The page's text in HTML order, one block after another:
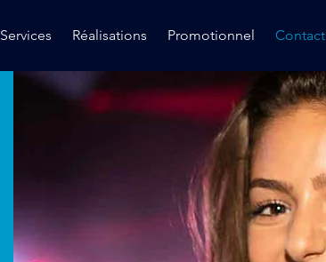
Services Réalisations Promotionnel Contact